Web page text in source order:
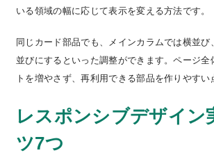
いる領域の幅に応じて表示を変える方法です。
同じカード部品でも、メインカラムでは横並び
並びにするといった調整ができます。ページ全
トを増やさず、再利用できる部品を作りやすい
レスポンシブデザイン
ツ7つ